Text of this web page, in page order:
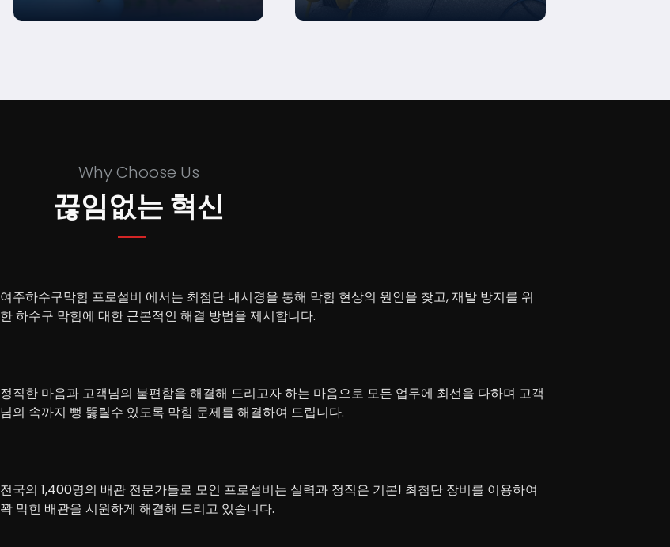
Why Choose Us
끊임없는 혁신
여주하수구막힘 프로설비 에서는 최첨단 내시경을 통해 막힘 현상의 원인을 찾고, 재발 방지를 위
한 하수구 막힘에 대한 근본적인 해결 방법을 제시합니다.
정직한 마음과 고객님의 불편함을 해결해 드리고자 하는 마음으로 모든 업무에 최선을 다하며 고객
님의 속까지 뻥 뚫릴수 있도록 막힘 문제를 해결하여 드립니다.
전국의 1,400명의 배관 전문가들로 모인 프로설비는 실력과 정직은 기본! 최첨단 장비를 이용하여
꽉 막힌 배관을 시원하게 해결해 드리고 있습니다.